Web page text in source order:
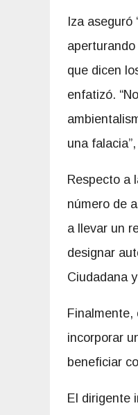
Iza
que dicen
enfatizó.
una
Respecto a
número de
a llevar un
designar
Ciudadana
Finalmente,
incorporar
beneficiar
El dirigente